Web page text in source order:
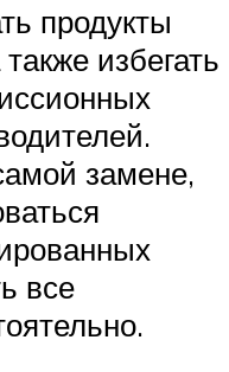
продукты
избегать
замене,
все